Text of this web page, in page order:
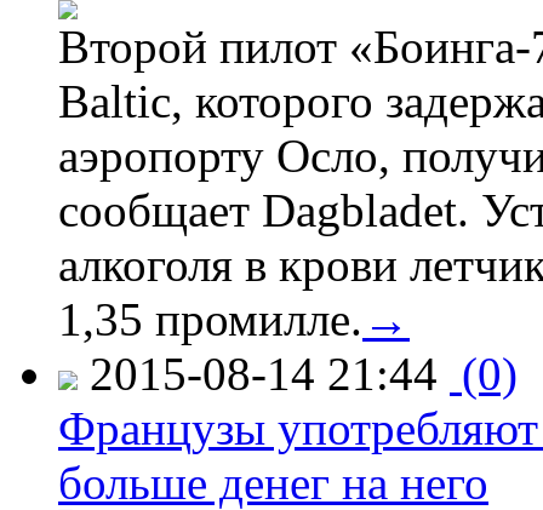
Второй пилот
Baltic, которого
аэропорту Осло,
сообщает Dagbladet.
алкоголя в крови
1,35 промилле. →
2015-08-14 21:44 (0)
Французы
больше денег на него